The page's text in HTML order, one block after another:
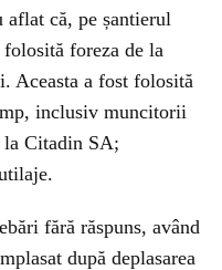
că, pe șantierul
foreza de la
Aceasta a fost folosită
inclusiv muncitorii
la Citadin SA;
fără răspuns, având
după deplasarea